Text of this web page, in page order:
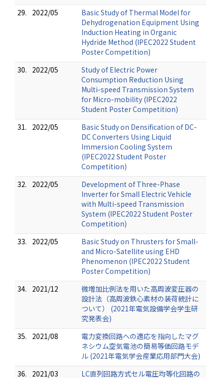
29.
2022/05
Basic Study of Thermal Model for
Dehydrogenation Equipment Using
Induction Heating in Organic
Hydride Method (IPEC2022 Student
Poster Competition)
30.
2022/05
Study of Electric Power
Consumption Reduction Using
Multi-speed Transmission System
for Micro-mobility (IPEC2022
Student Poster Competition)
31.
2022/05
Basic Study on Densification of DC-
DC Converters Using Liquid
Immersion Cooling System
(IPEC2022 Student Poster
Competition)
32.
2022/05
Development of Three-Phase
Inverter for Small Electric Vehicle
with Multi-speed Transmission
System (IPEC2022 Student Poster
Competition)
33.
2022/05
Basic Study on Thrusters for Small-
and Micro-Satellite using EHD
Phenomenon (IPEC2022 Student
Poster Competition)
34.
2021/12
微増加比例法を用いた高周波変圧器の
設計法（高周波鉄心素材の装荷統計に
ついて） (2021年電気設備学会学生研
究発表会)
35.
2021/08
電力変換回路への適応を指向したマグ
ネシウム空気電池の簡易等価回路モデ
ル (2021年電気学会産業応用部門大会)
36.
2021/03
LC直列回路方式セル電圧均等化回路の